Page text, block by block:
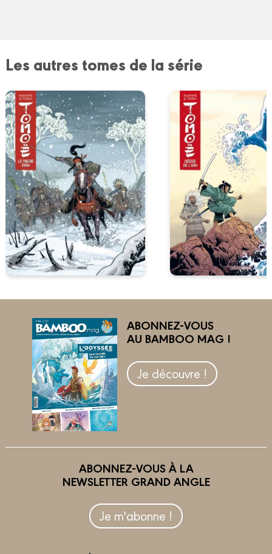
Les autres tomes de la série
ABONNEZ-VOUS
AU BAMBOO MAG !
Je découvre !
ABONNEZ-VOUS À LA
NEWSLETTER GRAND ANGLE
Je m'abonne !